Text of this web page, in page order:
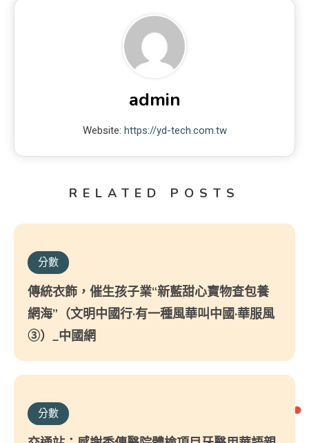
admin
Website: https://yd-tech.com.tw
RELATED POSTS
分數
傳統衣飾，催生孩子業“新藍甜心寶物查包養
網海”（文明中國行·有一種風華叫中國·華服風
③）_中國網
分數